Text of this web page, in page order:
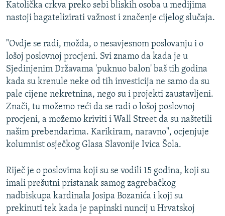
Katolička crkva preko sebi bliskih osoba u medijima
nastoji bagatelizirati važnost i značenje cijelog slučaja.
"Ovdje se radi, možda, o nesavjesnom poslovanju i o
lošoj poslovnoj procjeni. Svi znamo da kada je u
Sjedinjenim Državama 'puknuo balon' baš tih godina
kada su krenule neke od tih investicija ne samo da su
pale cijene nekretnina, nego su i projekti zaustavljeni.
Znači, tu možemo reći da se radi o lošoj poslovnoj
procjeni, a možemo kriviti i Wall Street da su naštetili
našim prebendarima. Karikiram, naravno", ocjenjuje
kolumnist osječkog Glasa Slavonije Ivica Šola.
Riječ je o poslovima koji su se vodili 15 godina, koji su
imali prešutni pristanak samog zagrebačkog
nadbiskupa kardinala Josipa Bozanića i koji su
prekinuti tek kada je papinski nuncij u Hrvatskoj